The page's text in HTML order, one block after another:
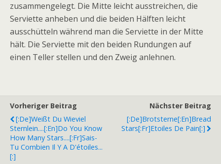
zusammengelegt. Die Mitte leicht ausstreichen, die
Serviette anheben und die beiden Hälften leicht
ausschütteln während man die Serviette in der Mitte
hält. Die Serviette mit den beiden Rundungen auf
einen Teller stellen und den Zweig anlehnen.
Vorheriger Beitrag
[:de]Weißt Du Wieviel
Sternlein....[:en]Do You Know
How Many Stars....[:fr]Sais-
Tu Combien Il Y A D'étoiles...
[:]
Nächster Beitrag
[:de]Brotsterne[:en]Bread
Stars[:fr]Etoiles De Pain[:]